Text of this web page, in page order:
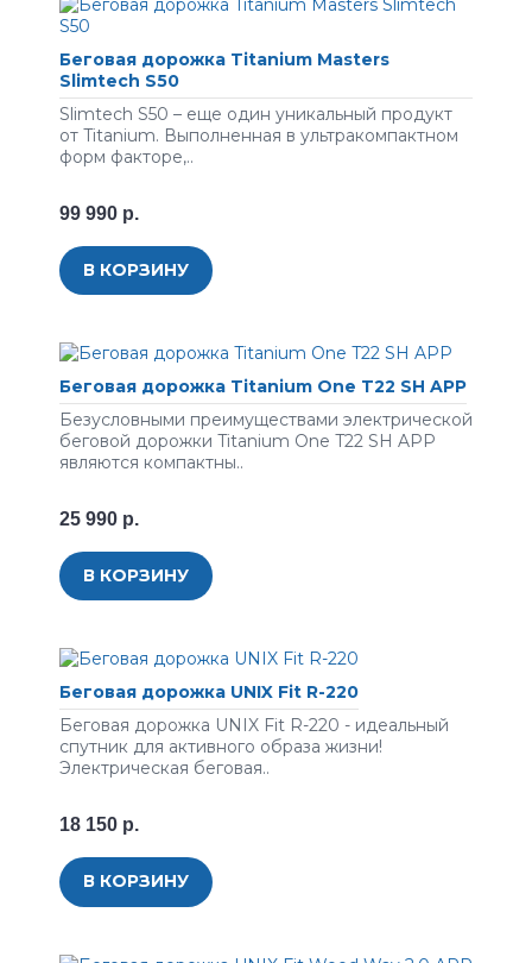
Беговая дорожка Titanium Masters
Slimtech S50
Slimtech S50 – еще один уникальный продукт
от Titanium. Выполненная в ультракомпактном
форм факторе,..
99 990 р.
В КОРЗИНУ
Беговая дорожка Titanium One T22 SH APP
Безусловными преимуществами электрической
беговой дорожки Titanium One T22 SH APP
являются компактны..
25 990 р.
В КОРЗИНУ
Беговая дорожка UNIX Fit R-220
Беговая дорожка UNIX Fit R-220 - идеальный
спутник для активного образа жизни!
Электрическая беговая..
18 150 р.
В КОРЗИНУ